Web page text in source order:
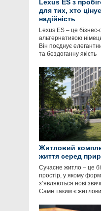
Lexus ES з
для тих, хто
надійність
Lexus ES – це
альтернативою
Він поєднує
та бездоганну якість
Житловий
життя серед
Сучасне житло – це
простір, у якому
з’являються нові
Саме таким є